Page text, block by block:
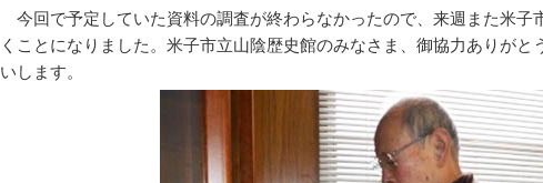
今回で予定していた資料の調査が終わらなかったので、来週また米子
くことになりました。米子市立山陰歴史館のみなさま、御協力ありが
いします。